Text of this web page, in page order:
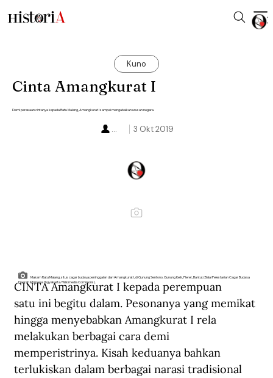
Kuno
Cinta Amangkurat I
Demi perasaan cintanya kepada Ratu Malang, Amangkurat I sampai mengabaikan urusan negara.
3 Okt 2019
...
Makam Ratu Malang, situs cagar budaya peninggalan dari Amangkurat I, di Gunung Sentono, Gunung Kelir, Pleret, Bantul. (Balai Pelestarian Cagar Budaya
Daerah Istimewa Yogyakarta/Wikimedia Commons).
CINTA Amangkurat I kepada perempuan
satu ini begitu dalam. Pesonanya yang memikat
hingga menyebabkan Amangkurat I rela
melakukan berbagai cara demi
memperistrinya. Kisah keduanya bahkan
terlukiskan dalam berbagai narasi tradisional